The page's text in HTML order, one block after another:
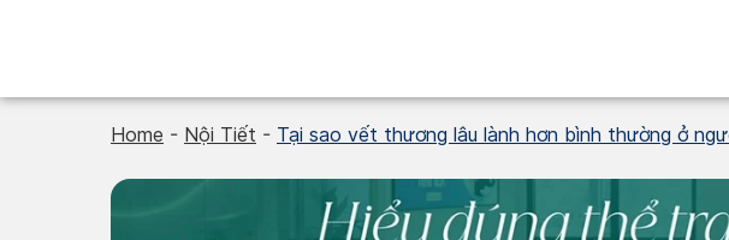
Home - Nội Tiết - Tại sao vết thương lâu lành hơn bình thường ở